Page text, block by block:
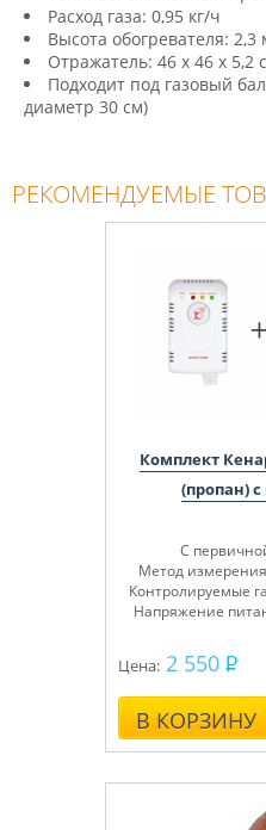
Расход газа: 0,95 кг/ч
Высота обогревателя: 2,3
Отражатель: 46 x 46 x 5,2
Подходит под газовый
диаметр 30 см)
РЕКОМЕНДУЕМЫЕ
Комплект
(пропан)
С
Метод
Контролируемые
Напряжение
Цена: 2 550
В КОРЗИНУ